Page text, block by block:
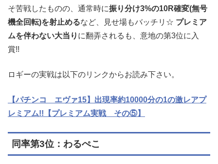
そ苦戦したものの、通常時に振り分け3%の10R確変(無号
機全回転)を射止めるなど、見せ場もバッチリ☆ プレミア
ムを伴わない大当り に翻弄されるも、意地の第3位に入
賞!!
ロギーの実戦は以下のリンクからお読み下さい。
【パチンコ エヴァ15】出現率約10000分の1の激レアプ
レミアム!!【プレミアム実戦 その⑤】
同率第3位：わるぺこ